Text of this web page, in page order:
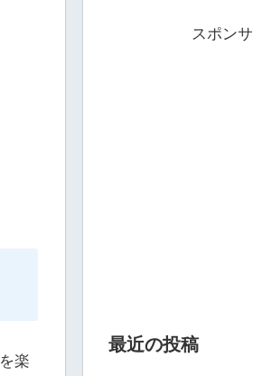
を楽
スポン
最近の投稿